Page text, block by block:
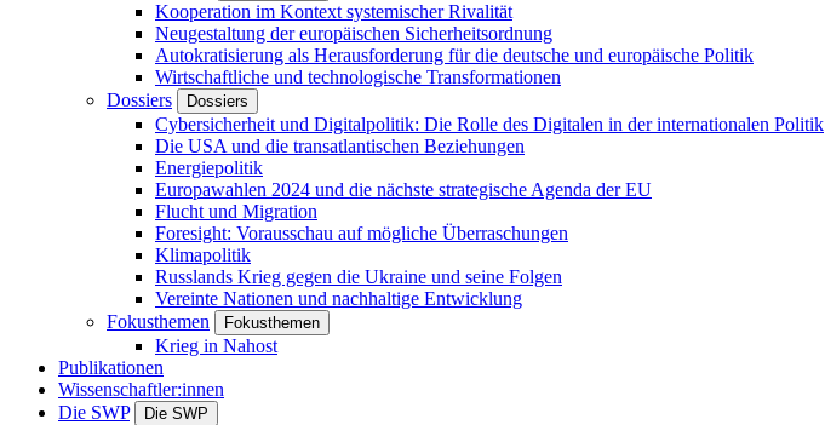
Kooperation im Kontext systemischer Rivalität
Neugestaltung der europäischen Sicherheitsordnung
Autokratisierung als Herausforderung für die deutsche und europäische Politik
Wirtschaftliche und technologische Transformationen
Dossiers
Dossiers
Cybersicherheit und Digitalpolitik: Die Rolle des Digitalen in der internationalen Politik
Die USA und die transatlantischen Beziehungen
Energiepolitik
Europawahlen 2024 und die nächste strategische Agenda der EU
Flucht und Migration
Foresight: Vorausschau auf mögliche Überraschungen
Klimapolitik
Russlands Krieg gegen die Ukraine und seine Folgen
Vereinte Nationen und nachhaltige Entwicklung
Fokusthemen
Fokusthemen
Krieg in Nahost
Publikationen
Wissenschaftler:innen
Die SWP
Die SWP